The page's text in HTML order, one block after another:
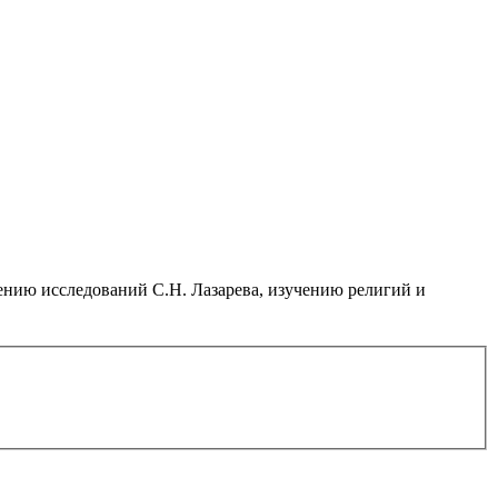
исследований С.Н. Лазарева, изучению религий и